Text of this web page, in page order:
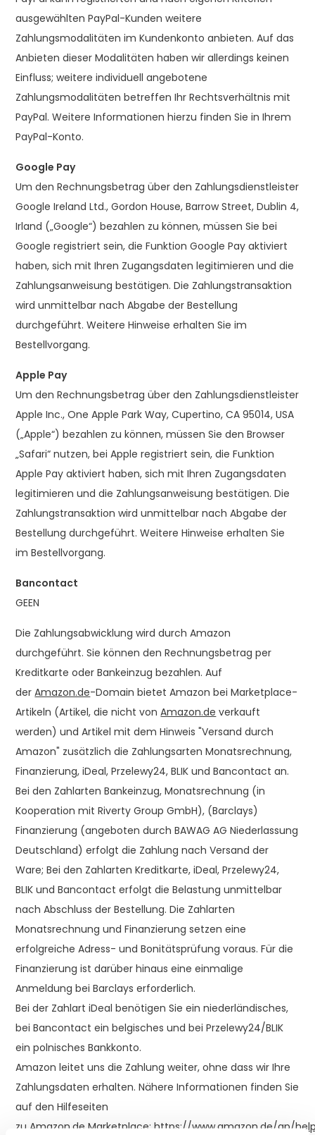
ausgewählten PayPal-Kunden weitere
Zahlungsmodalitäten im Kundenkonto anbieten. Auf das
Anbieten dieser Modalitäten haben wir allerdings keinen
Einfluss; weitere individuell angebotene
Zahlungsmodalitäten betreffen Ihr Rechtsverhältnis mit
PayPal. Weitere Informationen hierzu finden Sie in Ihrem
PayPal-Konto.
Google Pay
Um den Rechnungsbetrag über den Zahlungsdienstleister
Google Ireland Ltd., Gordon House, Barrow Street, Dublin 4,
Irland („Google“) bezahlen zu können, müssen Sie bei
Google registriert sein, die Funktion Google Pay aktiviert
haben, sich mit Ihren Zugangsdaten legitimieren und die
Zahlungsanweisung bestätigen. Die Zahlungstransaktion
wird unmittelbar nach Abgabe der Bestellung
durchgeführt. Weitere Hinweise erhalten Sie im
Bestellvorgang.
Apple Pay
Um den Rechnungsbetrag über den Zahlungsdienstleister
Apple Inc., One Apple Park Way, Cupertino, CA 95014, USA
(„Apple“) bezahlen zu können, müssen Sie den Browser
„Safari“ nutzen, bei Apple registriert sein, die Funktion
Apple Pay aktiviert haben, sich mit Ihren Zugangsdaten
legitimieren und die Zahlungsanweisung bestätigen. Die
Zahlungstransaktion wird unmittelbar nach Abgabe der
Bestellung durchgeführt. Weitere Hinweise erhalten Sie
im Bestellvorgang.
Bancontact
GEEN
Die Zahlungsabwicklung wird durch Amazon
durchgeführt. Sie können den Rechnungsbetrag per
Kreditkarte oder Bankeinzug bezahlen. Auf
derAmazon.de-Domain bietet Amazon bei Marketplace-
Artikeln (Artikel, die nicht vonAmazon.de verkauft
werden) und Artikel mit dem Hinweis "Versand durch
Amazon" zusätzlich die Zahlungsarten Monatsrechnung,
Finanzierung, iDeal, Przelewy24, BLIK und Bancontact an.
Bei den Zahlarten Bankeinzug, Monatsrechnung (in
Kooperation mit Riverty Group GmbH), (Barclays)
Finanzierung (angeboten durch BAWAG AG Niederlassung
Deutschland) erfolgt die Zahlung nach Versand der
Ware; Bei den Zahlarten Kreditkarte, iDeal, Przelewy24,
BLIK und Bancontact erfolgt die Belastung unmittelbar
nach Abschluss der Bestellung. Die Zahlarten
Monatsrechnung und Finanzierung setzen eine
erfolgreiche Adress- und Bonitätsprüfung voraus. Für die
Finanzierung ist darüber hinaus eine einmalige
Anmeldung bei Barclays erforderlich.
Bei der Zahlart iDeal benötigen Sie ein niederländisches,
bei Bancontact ein belgisches und bei Przelewy24/BLIK
ein polnisches Bankkonto.
Amazon leitet uns die Zahlung weiter, ohne dass wir Ihre
Zahlungsdaten erhalten. Nähere Informationen finden Sie
auf den Hilfeseiten
zu Amazon.de Marketplace:https://www.amazon.de/gp/